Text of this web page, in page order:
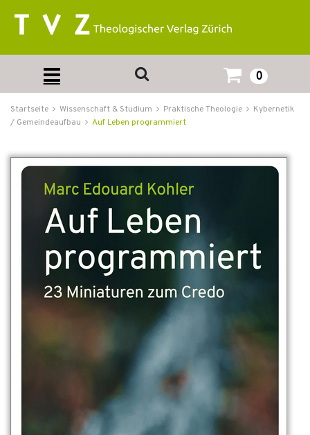
0
Startseite Wissenschaft & Studium Praktische Theologie
Kybernetik
/ Gemeindeaufbau
Auf Leben programmiert